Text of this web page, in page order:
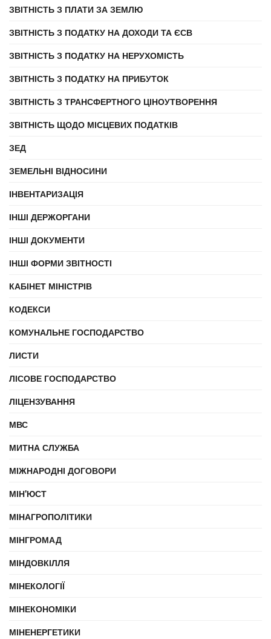
ЗВІТНІСТЬ З ПЛАТИ ЗА ЗЕМЛЮ
ЗВІТНІСТЬ З ПОДАТКУ НА ДОХОДИ ТА ЄСВ
ЗВІТНІСТЬ З ПОДАТКУ НА НЕРУХОМІСТЬ
ЗВІТНІСТЬ З ПОДАТКУ НА ПРИБУТОК
ЗВІТНІСТЬ З ТРАНСФЕРТНОГО ЦІНОУТВОРЕННЯ
ЗВІТНІСТЬ ЩОДО МІСЦЕВИХ ПОДАТКІВ
ЗЕД
ЗЕМЕЛЬНІ ВІДНОСИНИ
ІНВЕНТАРИЗАЦІЯ
ІНШІ ДЕРЖОРГАНИ
ІНШІ ДОКУМЕНТИ
ІНШІ ФОРМИ ЗВІТНОСТІ
КАБІНЕТ МІНІСТРІВ
КОДЕКСИ
КОМУНАЛЬНЕ ГОСПОДАРСТВО
ЛИСТИ
ЛІСОВЕ ГОСПОДАРСТВО
ЛІЦЕНЗУВАННЯ
МВС
МИТНА СЛУЖБА
МІЖНАРОДНІ ДОГОВОРИ
МІН'ЮСТ
МІНАГРОПОЛІТИКИ
МІНГРОМАД
МІНДОВКІЛЛЯ
МІНЕКОЛОГІЇ
МІНЕКОНОМІКИ
МІНЕНЕРГЕТИКИ